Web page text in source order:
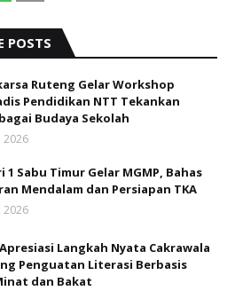
POSTS
Ruteng Gelar Workshop
Pendidikan NTT Tekankan
Budaya Sekolah
2026
1 Sabu Timur Gelar MGMP, Bahas
Mendalam dan Persiapan TKA
2026
Apresiasi Langkah Nyata Cakrawala
Penguatan Literasi Berbasis
dan Bakat